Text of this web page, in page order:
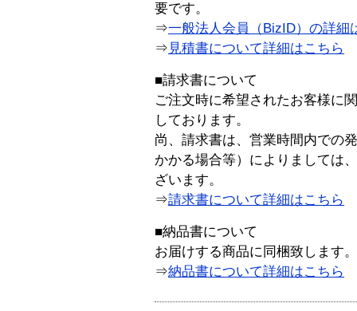
要です。
⇒一般法人会員（BizID）の詳細
⇒ 見積書について詳細はこちら
■請求書について
ご注文時に希望されたお客様に
しております。
尚、請求書は、営業時間内での
かかる場合等）によりましては
ざいます。
⇒請求書について詳細はこちら
■納品書について
お届けする商品に同梱致します。
⇒納品書について詳細はこちら